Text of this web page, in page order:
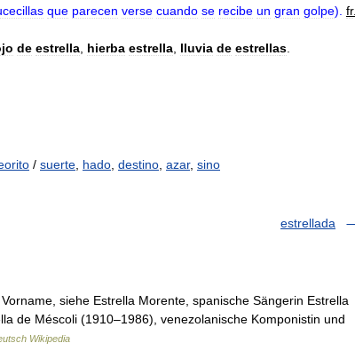
que parecen verse cuando se recibe un gran golpe). fr.
de estrella hierba estrella lluvia de estrellas
/ suerte hado destino azar, sino
estrellada
siehe Estrella Morente, spanische Sängerin Estrella
de Méscoli (1910–1986), venezolanische Komponistin und
Wikipedia